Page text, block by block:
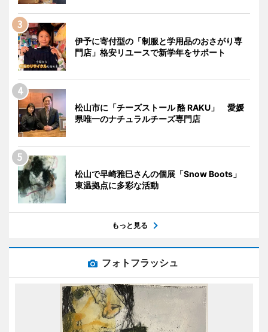
伊予に寄付型の「制服と学用品のおさがり専
門店」格安リユースで新学年をサポート
松山市に「チーズストール 酪 RAKU」 愛媛
県唯一のナチュラルチーズ専門店
松山で早崎雅巳さんの個展「Snow Boots」
東温拠点に多彩な活動
もっと見る
フォトフラッシュ